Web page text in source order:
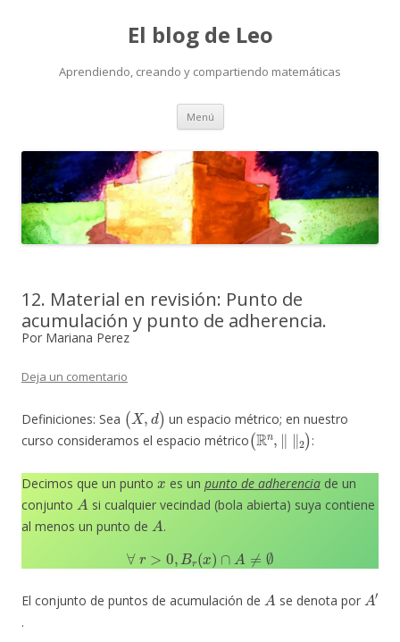
El blog de Leo
Aprendiendo, creando y compartiendo matemáticas
Menú Saltar
contenido
12. Material en revisión: Punto de
acumulación y punto de adherencia.
Por Mariana Perez
Deja un comentario
Definiciones: Sea
(X,d
un espacio métrico; en nuestro
curso consideramos el espacio métrico
(Rn,‖‖2)
:
Decimos que un punto
x
es un punto de adherenciade un
conjunto
A
si cualquier vecindad (bola abierta) suya contiene
al menos un punto de
A
.
∀r >0 Br (x)∩A ≠ ∅
El conjunto de puntos de acumulación de se denota por
′
.